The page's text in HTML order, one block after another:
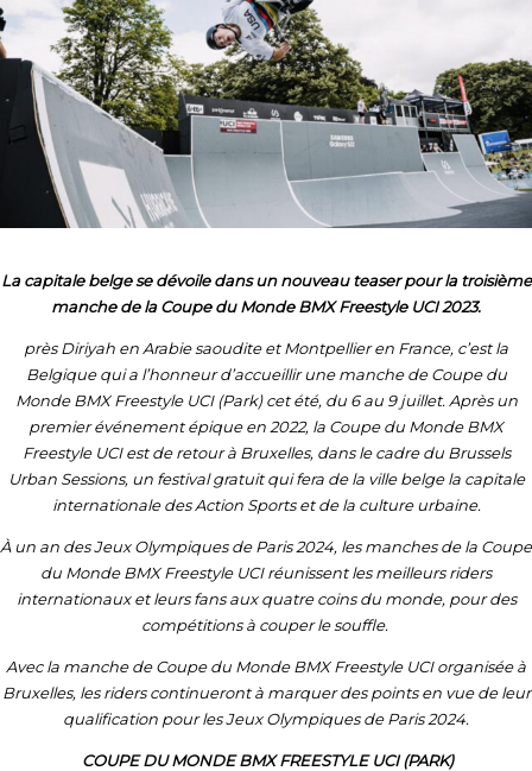
La capitale belge se dévoile dans un nouveau teaser pour la troisième
manche de la Coupe du Monde BMX Freestyle UCI 2023.
près Diriyah en Arabie saoudite et Montpellier en France, c’est la
Belgique qui a l’honneur d’accueillir une manche de Coupe du
Monde BMX Freestyle UCI (Park) cet été, du 6 au 9 juillet. Après un
premier événement épique en 2022, la Coupe du Monde BMX
Freestyle UCI est de retour à Bruxelles, dans le cadre du Brussels
Urban Sessions, un festival gratuit qui fera de la ville belge la capitale
internationale des Action Sports et de la culture urbaine.
À un an des Jeux Olympiques de Paris 2024, les manches de la Coupe
du Monde BMX Freestyle UCI réunissent les meilleurs riders
internationaux et leurs fans aux quatre coins du monde, pour des
compétitions à couper le souffle.
Avec la manche de Coupe du Monde BMX Freestyle UCI organisée à
Bruxelles, les riders continueront à marquer des points en vue de leur
qualification pour les Jeux Olympiques de Paris 2024.
COUPE DU MONDE BMX FREESTYLE UCI (PARK)